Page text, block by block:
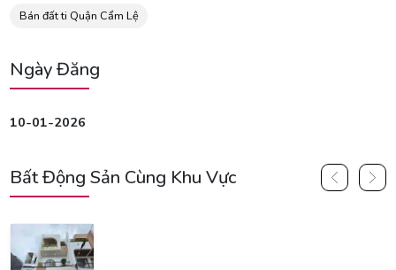
Bán đất ti Quận Cẩm Lệ
Ngày Đăng
10-01-2026
Bất Động Sản Cùng Khu Vực